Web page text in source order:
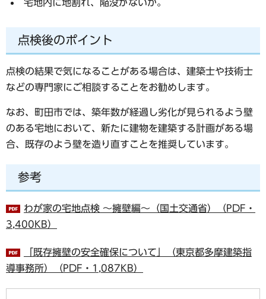
宅地内に地割れ、陥没がないか。
点検後のポイント
点検の結果で気になることがある場合は、建築士や技術士
などの専門家にご相談することをお勧めします。
なお、町田市では、築年数が経過し劣化が見られるよう壁
のある宅地において、新たに建物を建築する計画がある場
合、既存のよう壁を造り直すことを推奨しています。
参考
わが家の宅地点検 ～擁壁編～（国土交通省）（PDF・
3,400KB）
「既存擁壁の安全確保について」（東京都多摩建築指
導事務所）（PDF・1,087KB）